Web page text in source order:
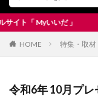
」
HOME 特集・取材
令和6年 10月プ